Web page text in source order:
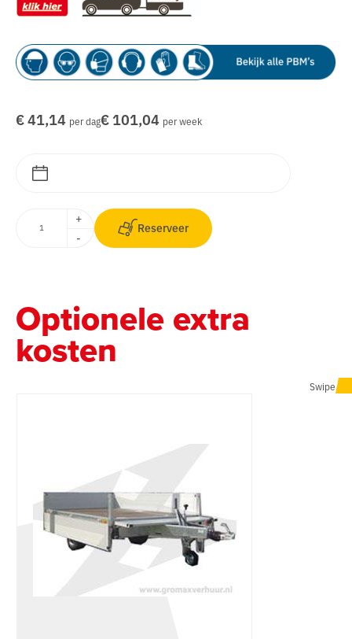
€ 41,14 per dag€ 101,04 per week
+
-
Reserveer
Optionele extra
kosten
Swipe